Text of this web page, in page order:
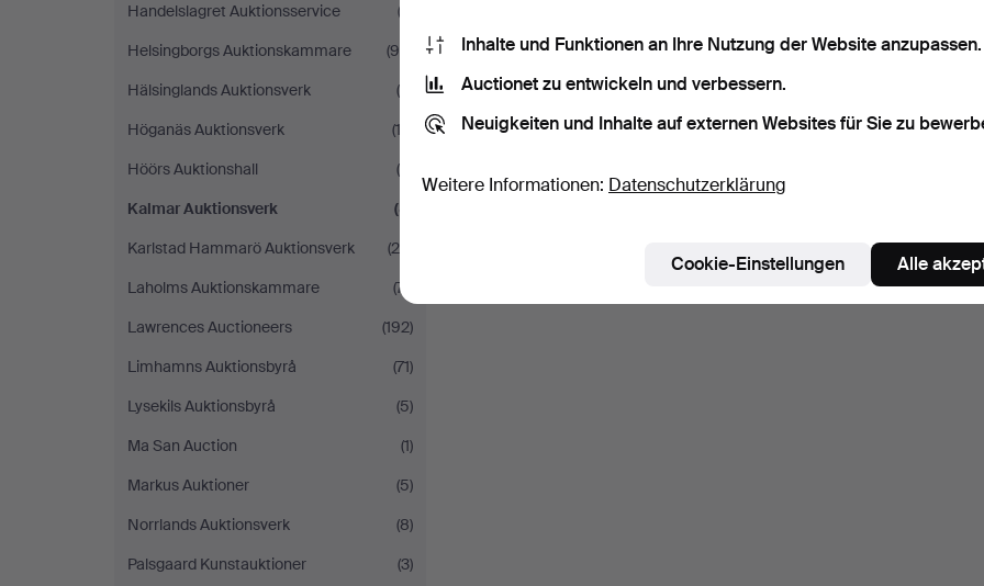
Handelslagret Auktionsservice
(3)
Helsingborgs Auktionskammare
(99)
Hälsinglands Auktionsverk
(6)
Höganäs Auktionsverk
(13)
Höörs Auktionshall
(4)
Kalmar Auktionsverk
(8)
Karlstad Hammarö Auktionsverk
(20)
Laholms Auktionskammare
(71)
Lawrences Auctioneers
(192)
Limhamns Auktionsbyrå
(71)
Lysekils Auktionsbyrå
(5)
Ma San Auction
(1)
Markus Auktioner
(5)
Norrlands Auktionsverk
(8)
Palsgaard Kunstauktioner
(3)
Inhalte und Funktionen an Ihre Nutzung der Website anzupassen.
Auctionet zu entwickeln und verbessern.
Neuigkeiten und Inhalte auf externen Websites für Sie zu
Weitere Informationen: Datenschutzerklärung
Cookie-Einstellungen Alle